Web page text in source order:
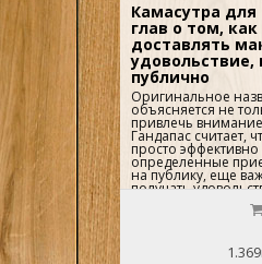
Камасутра для
глав о том,
доставлять
удовольствие,
публично
Оригинальное
объясняется не
привлечь
Гандапас считает,
просто эффективно
определенные
на публику, еще
получать
собственных
Потому что все,
Гандапас -